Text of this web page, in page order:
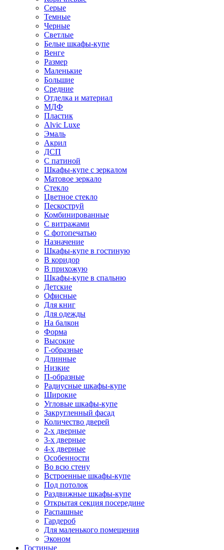
Серые
Темные
Черные
Светлые
Белые шкафы-купе
Венге
Размер
Маленькие
Большие
Средние
Отделка и материал
МДФ
Пластик
Alvic Luxe
Эмаль
Акрил
ДСП
С патиной
Шкафы-купе с зеркалом
Матовое зеркало
Стекло
Цветное стекло
Пескоструй
Комбинированные
С витражами
С фотопечатью
Назначение
Шкафы-купе в гостиную
В коридор
В прихожую
Шкафы-купе в спальню
Детские
Офисные
Для книг
Для одежды
На балкон
Форма
Высокие
Г-образные
Длинные
Низкие
П-образные
Радиусные шкафы-купе
Широкие
Угловые шкафы-купе
Закругленный фасад
Количество дверей
2-х дверные
3-х дверные
4-х дверные
Особенности
Во всю стену
Встроенные шкафы-купе
Под потолок
Раздвижные шкафы-купе
Открытая секция посередине
Распашные
Гардероб
Для маленького помещения
Эконом
Гостиные